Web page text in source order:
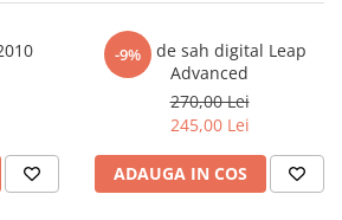
-9%
Ceas de sah digital Leap
Advanced
270,00 Lei
245,00 Lei
ADAUGA IN COS